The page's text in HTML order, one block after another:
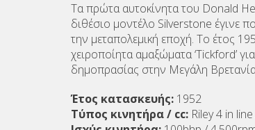
Τα πρώτα αυτοκίνητα του Donald
διθέσιο μοντέλο Silverstone έγινε
την μεταπολεμική εποχή. Το έτος
χειροποίητα αμαξώματα ‘Tickford’
δημοπρασίας στην Μεγάλη
Έτος κατασκευής: 1952
Τύπος κινητήρα / cc: Riley 4 in